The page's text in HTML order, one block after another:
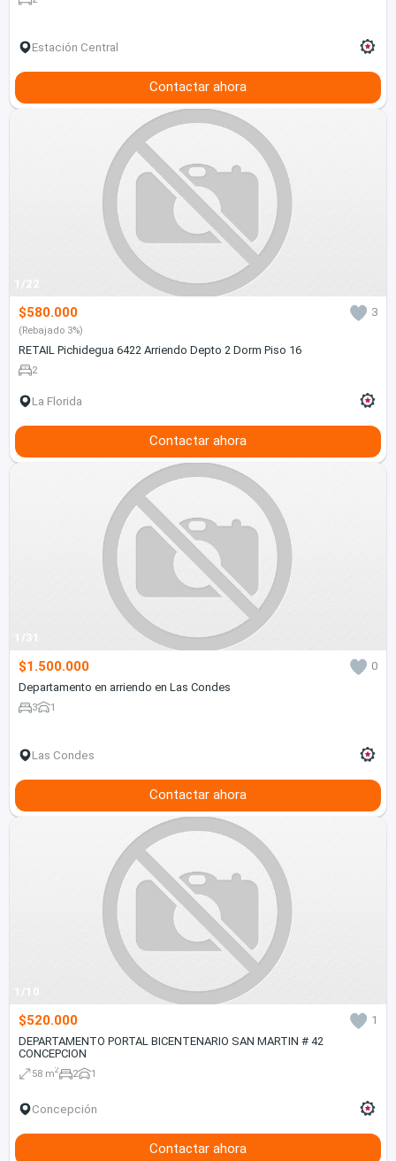
Estación Central
Contactar ahora
1/22
$580.000 3
(Rebajado 3%)
RETAIL Pichidegua 6422 Arriendo Depto 2 Dorm Piso 16
2
La Florida
Contactar ahora
1/31
$1.500.000
0
Departamento en arriendo en Las Condes
3 1
Las Condes
Contactar ahora
1/10
$520.000
1
DEPARTAMENTO PORTAL BICENTENARIO SAN MARTIN # 42
CONCEPCION
58 m2 2 1
Concepción
Contactar ahora